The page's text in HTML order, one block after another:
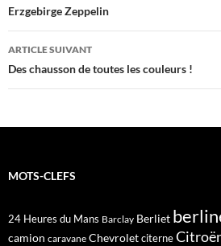
des
articles
Erzgebirge Zeppelin
ARTICLE SUIVANT
Des chausson de toutes les couleurs !
MOTS-CLEFS
24 Heures du Mans Barclay Berliet
camion caravane Chevroletciterne